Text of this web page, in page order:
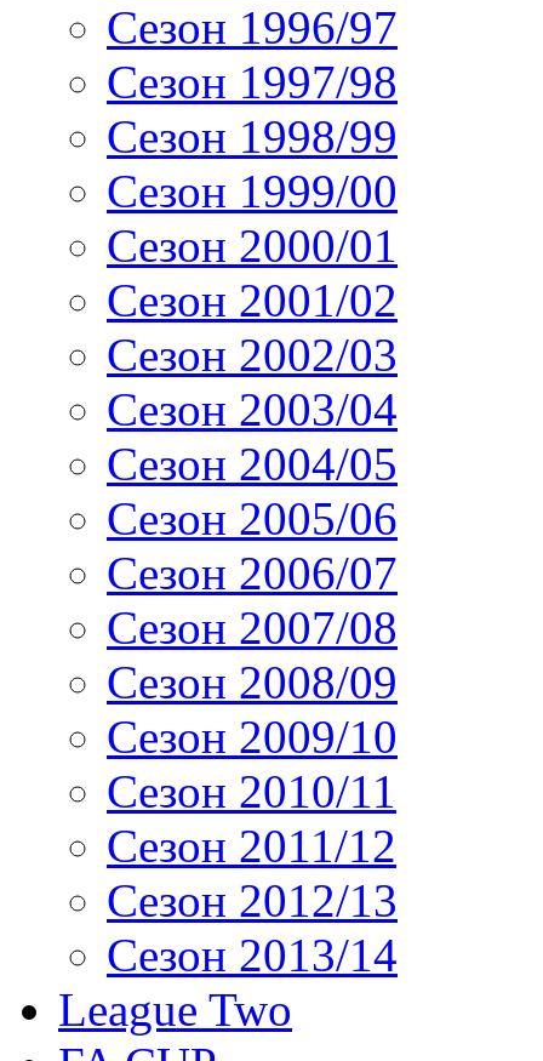
Сезон 1996/97
Сезон 1997/98
Сезон 1998/99
Сезон 1999/00
Сезон 2000/01
Сезон 2001/02
Сезон 2002/03
Сезон 2003/04
Сезон 2004/05
Сезон 2005/06
Сезон 2006/07
Сезон 2007/08
Сезон 2008/09
Сезон 2009/10
Сезон 2010/11
Сезон 2011/12
Сезон 2012/13
Сезон 2013/14
League Two